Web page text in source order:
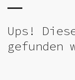
Ups!
gefunden